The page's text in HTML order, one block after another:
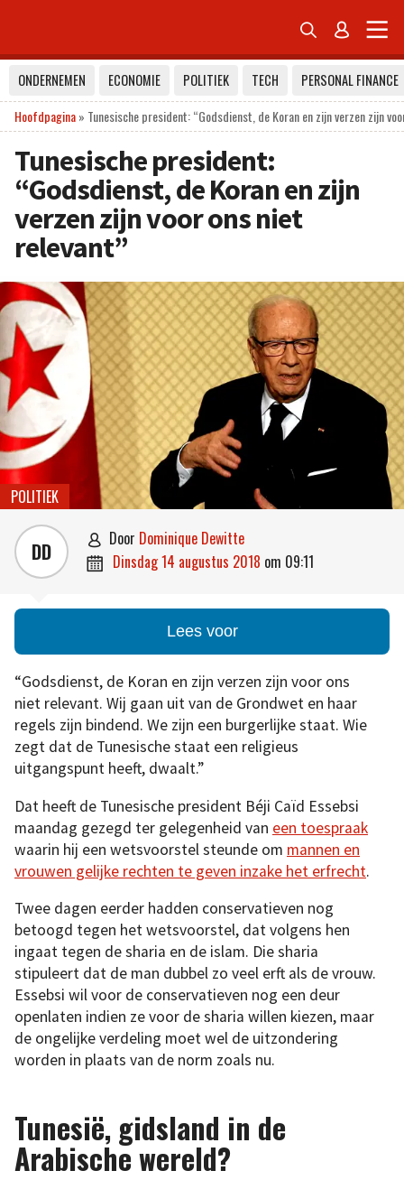
 
ONDERNEMEN ECONOMIE POLITIEK TECH
PERSONAL FINANCE
Hoofdpagina» Tunesische president: “Godsdienst, de Koran en zijn verzen zijn
Tunesische president:
“Godsdienst, de Koran en zijn
verzen zijn voor ons niet
relevant”
POLITIEK
DD  door Dominique Dewitte
 dinsdag 14 augustus 2018 om 09:11
Lees voor
“Godsdienst, de Koran en zijn verzen zijn voor ons
niet relevant. Wij gaan uit van de Grondwet en haar
regels zijn bindend. We zijn een burgerlijke staat. Wie
zegt dat de Tunesische staat een religieus
uitgangspunt heeft, dwaalt.”
Dat heeft de Tunesische president Béji Caïd Essebsi
maandag gezegd ter gelegenheid van een toespraak
waarin hij een wetsvoorstel steunde om mannen en
vrouwen gelijke rechten te geven inzake het erfrecht.
Twee dagen eerder hadden conservatieven nog
betoogd tegen het wetsvoorstel, dat volgens hen
ingaat tegen de sharia en de islam. Die sharia
stipuleert dat de man dubbel zo veel erft als de vrouw.
Essebsi wil voor de conservatieven nog een deur
openlaten indien ze voor de sharia willen kiezen, maar
de ongelijke verdeling moet wel de uitzondering
worden in plaats van de norm zoals nu.
Tunesië, gidsland in de
Arabische wereld?